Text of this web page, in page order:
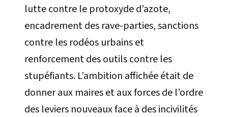
lutte contre le protoxyde d’azote,
encadrement des rave-parties, sanctions
contre les rodéos urbains et
renforcement des outils contre les
stupéfiants. L’ambition affichée était de
donner aux maires et aux forces de l’ordre
des leviers nouveaux face à des incivilités